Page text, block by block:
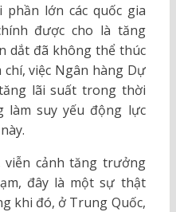
lớn các quốc gia
được cho là tăng
dắt đã không thể thúc
chí, việc Ngân hàng Dự
lãi suất trong thời
làm suy yếu động lực
viễn cảnh tăng trưởng
đây là một sự thật
khi đó, ở Trung Quốc,